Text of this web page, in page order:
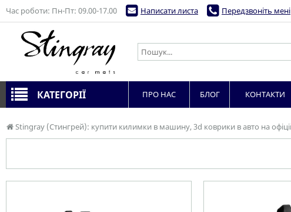
Stingray (Стингрей): купити килимки в машину, 3d коврики в авто на
Час роботи: Пн-Пт: 09.00-17.00 Написати листа Передзвоніть мені
КАТЕГОРІЇ ПРО НАС БЛОГ КОНТАКТИ